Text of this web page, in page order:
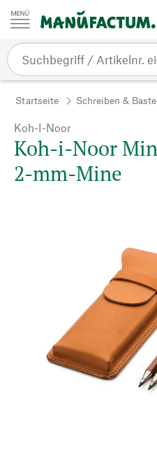
Zum Inhalt springen
Startseite Schreiben &
Koh-I-Noor
Koh-i-Noor
2-mm-Mine